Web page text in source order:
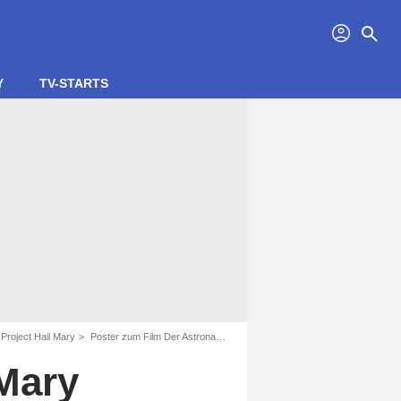
profil search
TV-STARTS
Hail Mary Poster zum Film Der Astronaut - Project Hail Mary - Bild 24